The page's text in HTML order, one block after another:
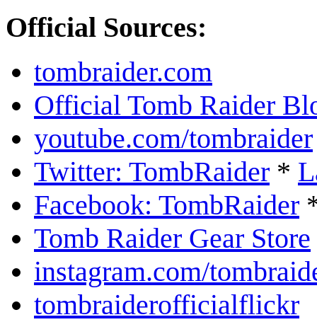
Official Sources:
tombraider.com
Official Tomb Raider
youtube.com/tombraider
Twitter: TombRaider *
Facebook: TombRaider
Tomb Raider Gear Store
instagram.com/
tombraiderofficialflickr